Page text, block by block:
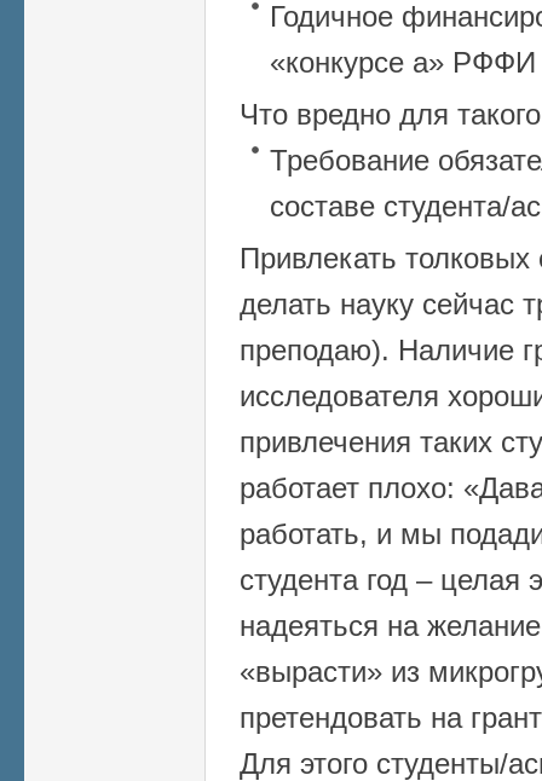
Годичное
«конкурсе а»
Что вредно для
Требование
составе студента/
Привлекать
делать науку сейчас
преподаю). Наличие
исследователя
привлечения таких
работает плохо:
работать, и мы
студента год – целая
надеяться на
«вырасти» из
претендовать на
Для этого студенты/